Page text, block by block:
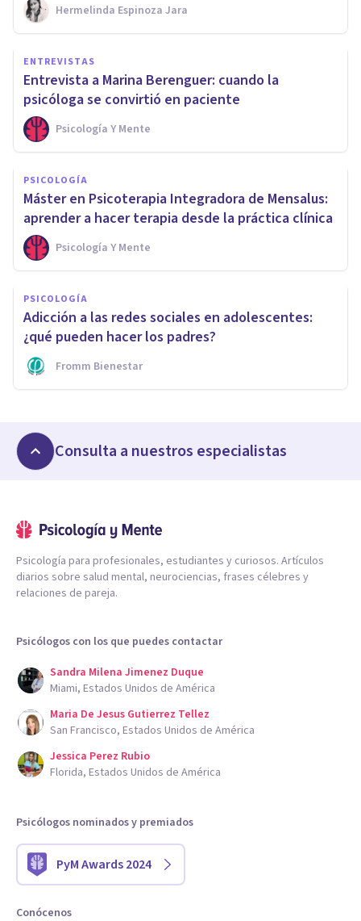
Hermelinda Espinoza Jara
ENTREVISTAS
Entrevista a Marina Berenguer: cuando la
psicóloga se convirtió en paciente
Psicología Y Mente
PSICOLOGÍA
Máster en Psicoterapia Integradora de Mensalus:
aprender a hacer terapia desde la práctica clínica
Psicología Y Mente
PSICOLOGÍA
Adicción a las redes sociales en adolescentes:
¿qué pueden hacer los padres?
Fromm Bienestar
Consulta a nuestros especialistas
Psicología para profesionales, estudiantes y curiosos. Artículos
diarios sobre salud mental, neurociencias, frases célebres y
relaciones de pareja.
Psicólogos con los que puedes contactar
Sandra Milena Jimenez Duque
Miami, Estados Unidos de América
Maria De Jesus Gutierrez Tellez
San Francisco, Estados Unidos de América
Jessica Perez Rubio
Florida, Estados Unidos de América
Psicólogos nominados y premiados
PyM Awards 2024
Conócenos